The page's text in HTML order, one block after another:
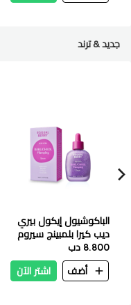
جديد & ترند
الباكوشيول إيكول بيري
ديب كيرا بلمبينج سيروم
30 مل
8.800 دب
أضف
اشتر الآن